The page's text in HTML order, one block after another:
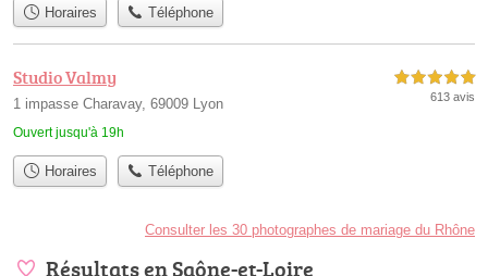
Horaires Téléphone
Studio Valmy
1 impasse Charavay, 69009 Lyon
Ouvert jusqu'à 19h
5,0 étoiles sur 5
613 avis
Horaires Téléphone
Consulter les 30 photographes de mariage du Rhône
Résultats en Saône-et-Loire